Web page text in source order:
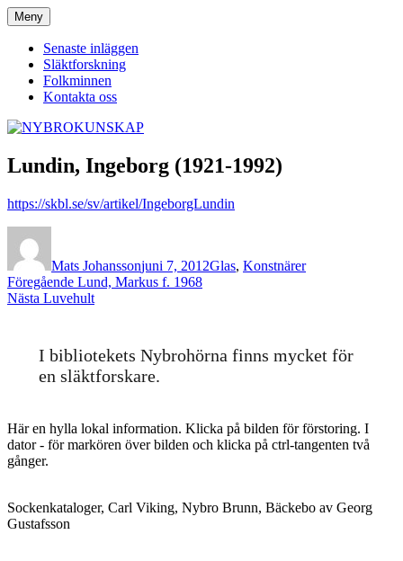
Hoppa
till
innehåll
NYBROKUNSKAP
Meny
Senaste inläggen
Släktforskning
Folkminnen
Kontakta oss
Lundin, Ingeborg (1921-1992)
https://skbl.se/sv/artikel/IngeborgLundin
Mats Johanssonjuni 7, 2012Glas, Konstnärer
Inläggsnavigering
Föregående Föregående
inlägg:
Lund, Markus f. 1968
Nästa Nästa
Luvehult
I bibliotekets Nybrohörna finns mycket för
en släktforskare.
Här en hylla lokal information. Klicka på bilden för förstoring. I
dator - för markören över bilden och klicka på ctrl-tangenten två
gånger.
Sockenkataloger, Carl Viking, Nybro Brunn, Bäckebo av Georg
Gustafsson